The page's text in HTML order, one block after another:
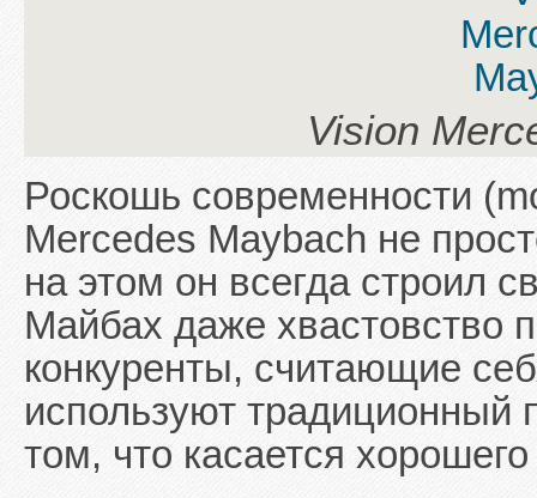
Vision
Роскошь современности
Mercedes Maybach не
на этом он всегда строил
Майбах даже хвастовство
конкуренты, считающие
используют
том, что касается